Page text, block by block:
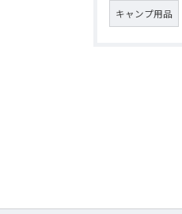
キャンプ用品